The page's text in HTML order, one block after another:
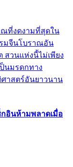
ที่งดงามที่สุดใน
รมจีนโบราณอัน
สวนแห่งนี้ไม่เพียง
นมรดกทาง
าสตร์อันยาวนาน
กอินห้ามพลาดเมื่อ